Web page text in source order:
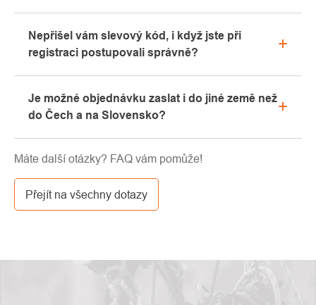
Rádi vám zde poradíme s výběrem vhodného
vybavení, které si můžete vyzkoušet přímo v našem
Nepřišel vám slevový kód, i když jste při
registraci postupovali správně?
záložku „hromadné“ nebo „SPAM“, velice často zde
email s kódem končí. Pokud jste i přesto svůj
info@pavouci.cz
Je možné objednávku zaslat i do jiné země než
do Čech a na Slovensko?
GLS. Cena této dopravy je dle kalkulace od
dopravce.
Máte další otázky? FAQ vám pomůže!
Přejít na všechny dotazy